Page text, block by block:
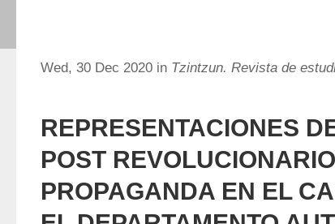
Wed, 30 Dec 2020 in Tzintzun. Revista de
REPRESENTACIONES
POST
PROPAGANDA EN EL